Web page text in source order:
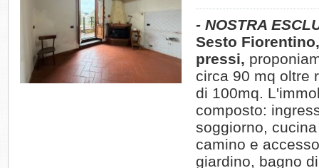
- NOSTRA
Sesto
pressi,
circa 90 mq oltre
di 100mq.
composto:
soggiorno,
camino e
giardino, bagno